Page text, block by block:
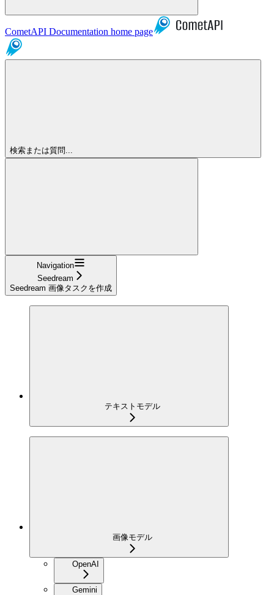
CometAPI Documentation home page
検索または質問...
Navigation
Seedream
Seedream 画像タスクを作成
テキストモデル
画像モデル
OpenAI
Gemini